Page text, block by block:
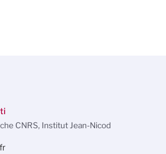
CNRS, Institut Jean-Nicod